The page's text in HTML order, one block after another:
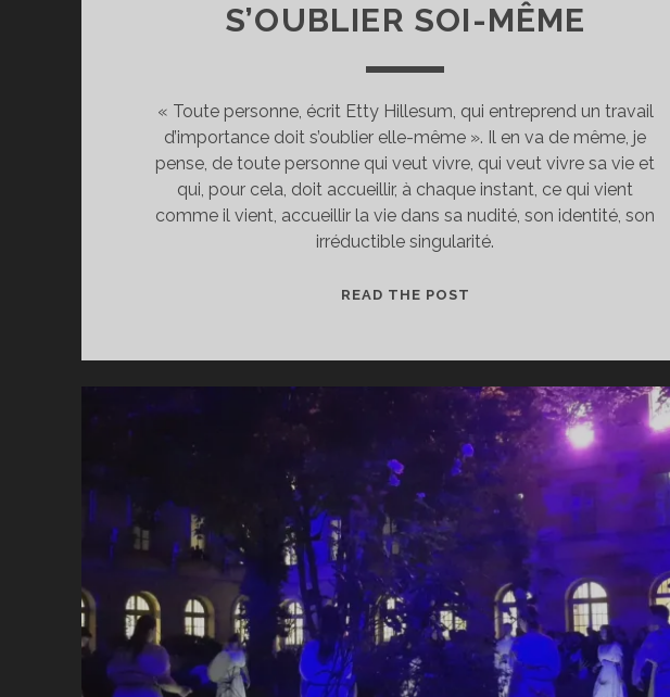
S’OUBLIER SOI-MÊME
« Toute personne, écrit Etty Hillesum, qui entreprend un travail
d’importance doit s’oublier elle-même ». Il en va de même, je
pense, de toute personne qui veut vivre, qui veut vivre sa vie et
qui, pour cela, doit accueillir, à chaque instant, ce qui vient
comme il vient, accueillir la vie dans sa nudité, son identité, son
irréductible singularité.
READ THE POST